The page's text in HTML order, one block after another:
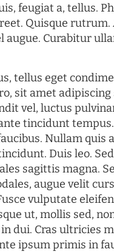
feugiat a, tellus.
Quisque rutrum.
Curabitur
tellus eget
sit amet adipiscing
vel, luctus
tincidunt
Nullam quis
Duis leo.
sagittis magna.
augue velit
vulputate
ut, mollis sed,
dui. Cras ultricies
ipsum primis in